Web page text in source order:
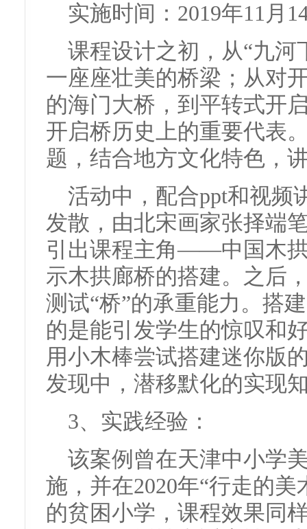
实施时间：2019年11月
课程设计之初，从“九河
一座座壮美的桥梁；从对
的海门大桥，到平转式开
开启桥历史上的重要代表
题，结合地方文化特色，
活动中，配合ppt和视频
发散，由北宋画家张择端
引出课程主角——中国木
示木拱廊桥的搭建。之后
测试“桥”的承重能力。搭
的是能引发学生的惊叹和
用小木棒尝试搭建迷你版
发现中，潜移默化的实现
3、实践经验：
该案例曾在天津中小学
施，并在2020年“行走的
的贫困小学，课程效果同